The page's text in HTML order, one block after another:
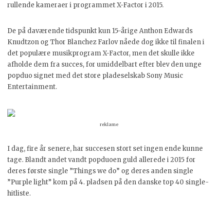
rullende kameraer i programmet X-Factor i 2015.
De på daværende tidspunkt kun 15-årige Anthon Edwards
Knudtzon og Thor Blanchez Farlov nåede dog ikke til finalen i
det populære musikprogram X-Factor, men det skulle ikke
afholde dem fra succes, for umiddelbart efter blev den unge
popduo signet med det store pladeselskab Sony Music
Entertainment.
reklame
I dag, fire år senere, har succesen stort set ingen ende kunne
tage. Blandt andet vandt popduoen guld allerede i 2015 for
deres første single ”Things we do” og deres anden single
”Purple light” kom på 4. pladsen på den danske top 40 single-
hitliste.